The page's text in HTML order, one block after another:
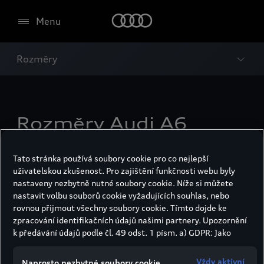
Menu
Rozměry
Rozměry Audi A6
Tato stránka používá soubory cookie pro co nejlepší
uživatelskou zkušenost. Pro zajištění funkčnosti webu byly
nastaveny nezbytně nutné soubory cookie. Níže si můžete
nastavit volbu souborů cookie vyžadujících souhlas, nebo
rovnou přijmout všechny soubory cookie. Tímto dojde ke
zpracování identifikačních údajů našimi partnery. Upozornění
k předávání údajů podle čl. 49 odst. 1 písm. a) GDPR: Jako
používán Google Analytics. Nelze vyloučit, že společnost
Vždy aktivní